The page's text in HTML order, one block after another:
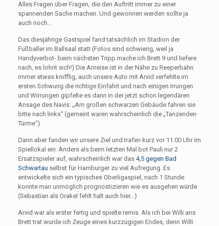
Alles Fragen über Fragen, die den Auftritt immer zu einer
spannenden Sache machen. Und gewonnen werden sollte ja
auch noch…
Das diesjährige Gastspiel fand tatsächlich im Stadion der
Fußballer im Ballsaal statt (Fotos sind schwierig, weil ja
Handyverbot- beim nächsten Tripp mache ich Brett 9 und liefere
nach, es lohnt sich!) Die Anreise ist in der Nähe zu Reeperbahn
immer etwas knifflig, auch unsere Auto mit Arvid verfehlte im
ersten Schwung die richtige Einfahrt und nach einigen Irrungen
und Wirrungen gipfelte es dann in der jetzt schon legendären
Ansage des Navis: „Am großen schwarzen Gebäude fahren sie
bitte nach links“ (gemeint waren wahrscheinlich die „Tanzenden
Türme“)
Dann aber fanden wir unsere Ziel und trafen kurz vor 11.00 Uhr im
Spiellokal ein. Anders als beim letzten Mal bot Pauli nur 2
Ersatzspieler auf, wahrscheinlich war das 4,5 gegen Bad
Schwartau selbst für Hamburger zu viel Aufregung. Es
entwickelte sich ein typisches Oberligaspiel, nach 1 Stunde
konnte man unmöglich prognostizieren wie es ausgehen würde
(Sebastian als Orakel fehlt halt auch hier…)
Arvid war als erster fertig und spielte remis. Als ich bei Willi ans
Brett trat wurde ich Zeuge eines kurzzügigen Endes, denn Willi